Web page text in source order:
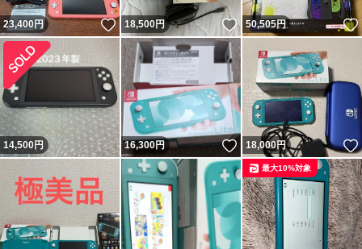
23,400円 いいね！
18,500円 いいね！
50,505円
14,500円 16,300円 いいね！
18,000円
最大10%対象